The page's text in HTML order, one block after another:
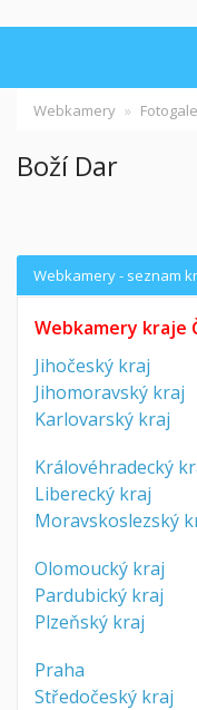
Webkamery
Boží Dar
Webkamery - seznam
Webkamery kraje
Jihočeský kraj
Jihomoravský kraj
Karlovarský kraj
Královéhradecký
Liberecký kraj
Moravskoslezský
Olomoucký kraj
Pardubický kraj
Plzeňský kraj
Praha
Středočeský kraj